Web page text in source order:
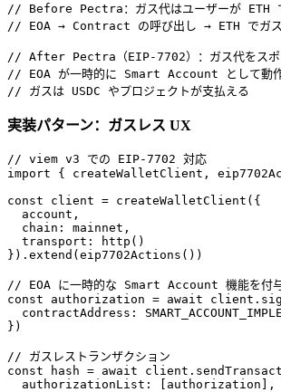
// Before Pectra：ガス代はユーザーが ETH
// EOA → Contract の呼び出し → ETH でガス
// After Pectra（EIP-7702）：ガス代をスポ
// EOA が一時的に Smart Account として動
実装パターン：ガスレス UX
// viem v3 での EIP-7702 対応
import { createWalletClient,
const client = createWalletClient({
  account,
  chain: mainnet,
  transport: http()
}).extend(eip7702Actions())
// EOA に一時的な Smart Account 機能を付
const authorization = await
contractAddress:
})
// ガスレストランザクション
const hash = await
  authorizationList: [authorization],